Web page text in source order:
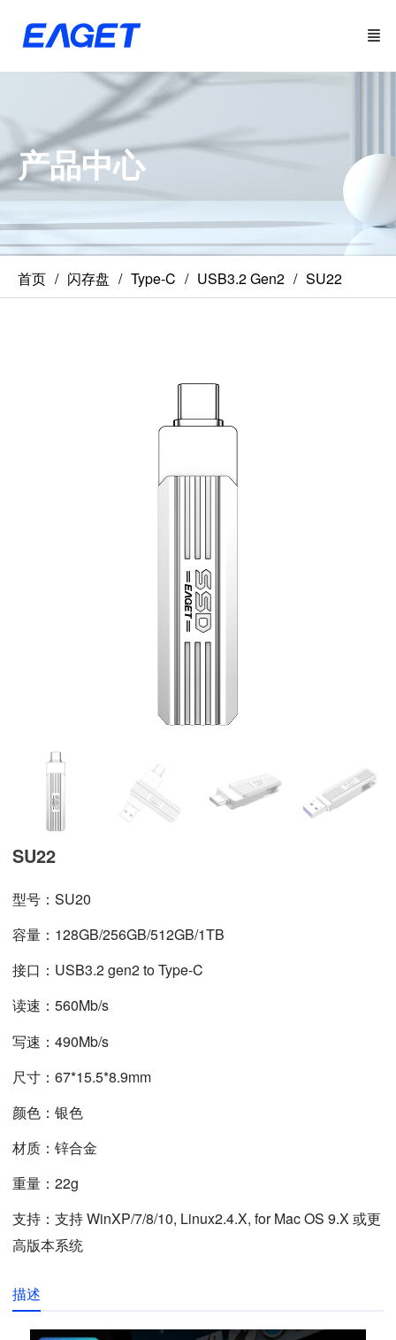
产品中心
首页 闪存盘 Type-C USB3.2 Gen2 SU22
SU22
型号：SU20
容量：128GB/256GB/512GB/1TB
接口：USB3.2 gen2 to Type-C
读速：560Mb/s
写速：490Mb/s
尺寸：67*15.5*8.9mm
颜色：银色
材质：锌合金
重量：22g
支持：支持 WinXP/7/8/10, Linux2.4.X, for Mac OS 9.X 或更
高版本系统
描述